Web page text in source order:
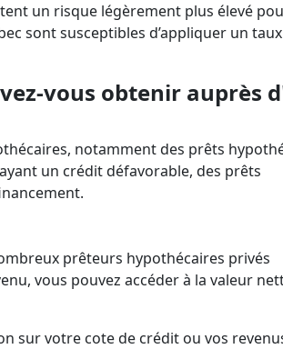
un risque légèrement plus élevé
sont susceptibles d’appliquer un taux
vous obtenir auprès
notamment des prêts
un crédit défavorable, des prêts
prêteurs hypothécaires privés
vous pouvez accéder à la valeur
sur votre cote de crédit ou vos